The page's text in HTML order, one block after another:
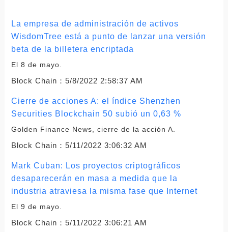
La empresa de administración de activos
WisdomTree está a punto de lanzar una versión
beta de la billetera encriptada
El 8 de mayo.
Block Chain： 5/8/2022 2:58:37 AM
Cierre de acciones A: el índice Shenzhen
Securities Blockchain 50 subió un 0,63 %
Golden Finance News, cierre de la acción A.
Block Chain： 5/11/2022 3:06:32 AM
Mark Cuban: Los proyectos criptográficos
desaparecerán en masa a medida que la
industria atraviesa la misma fase que Internet
El 9 de mayo.
Block Chain： 5/11/2022 3:06:21 AM